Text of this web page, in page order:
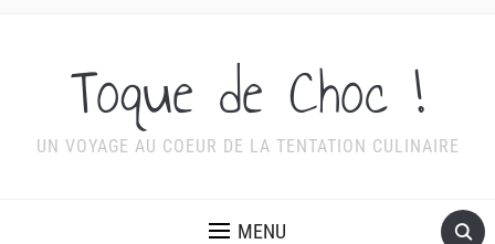
Toque de Choc !
UN VOYAGE AU COEUR DE LA TENTATION CULINAIRE
MENU